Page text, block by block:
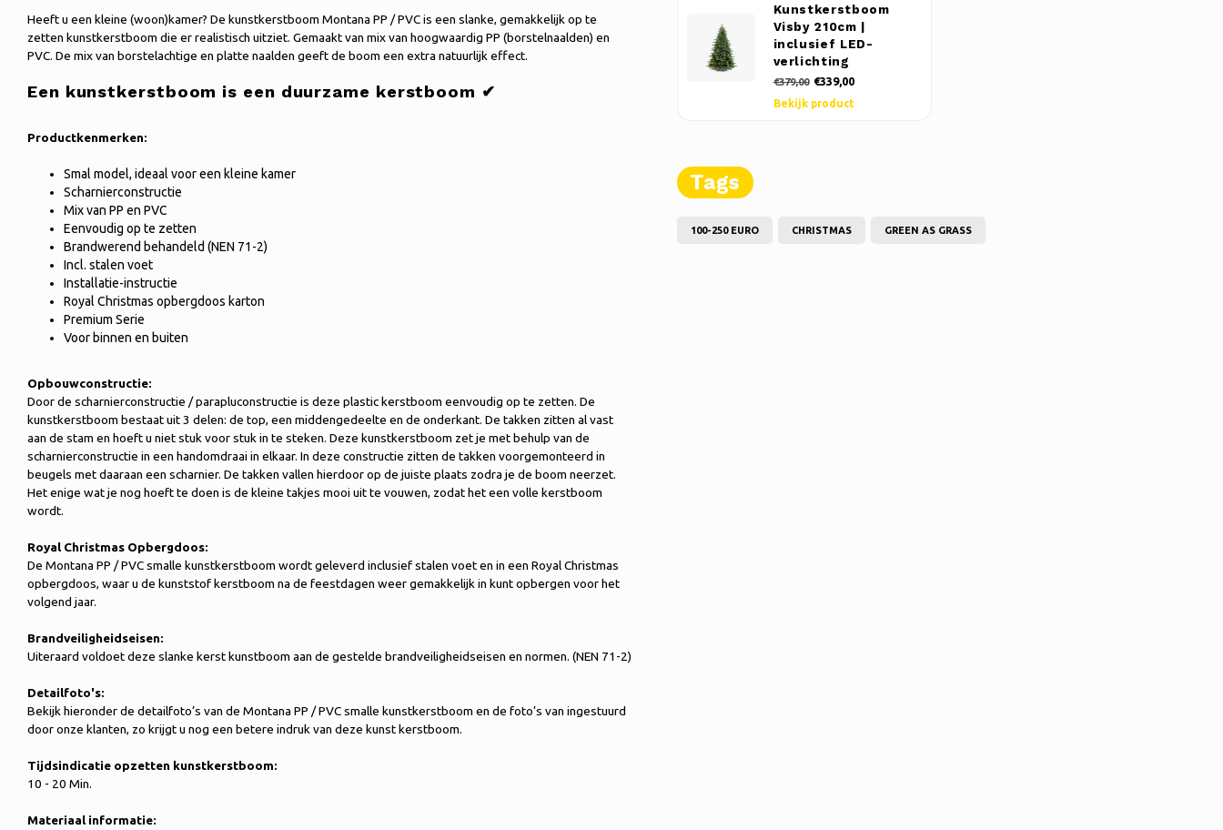
Heeft u een kleine (woon)kamer? De kunstkerstboom Montana PP / PVC is een slanke, gemakkelijk op te
zetten kunstkerstboom die er realistisch uitziet. Gemaakt van mix van hoogwaardig PP (borstelnaalden) en
PVC. De mix van borstelachtige en platte naalden geeft de boom een extra natuurlijk effect.
Een kunstkerstboom is een duurzame kerstboom ✔
Productkenmerken:
Smal model, ideaal voor een kleine kamer
Scharnierconstructie
Mix van PP en PVC
Eenvoudig op te zetten
Brandwerend behandeld (NEN 71-2)
Incl. stalen voet
Installatie-instructie
Royal Christmas opbergdoos karton
Premium Serie
Voor binnen en buiten
Opbouwconstructie:
Door de scharnierconstructie / parapluconstructie is deze plastic kerstboom eenvoudig op te zetten. De
kunstkerstboom bestaat uit 3 delen: de top, een middengedeelte en de onderkant. De takken zitten al vast
aan de stam en hoeft u niet stuk voor stuk in te steken. Deze kunstkerstboom zet je met behulp van de
scharnierconstructie in een handomdraai in elkaar. In deze constructie zitten de takken voorgemonteerd in
beugels met daaraan een scharnier. De takken vallen hierdoor op de juiste plaats zodra je de boom neerzet.
Het enige wat je nog hoeft te doen is de kleine takjes mooi uit te vouwen, zodat het een volle kerstboom
wordt.
Royal Christmas Opbergdoos:
De Montana PP / PVC smalle kunstkerstboom wordt geleverd inclusief stalen voet en in een Royal Christmas
opbergdoos, waar u de kunststof kerstboom na de feestdagen weer gemakkelijk in kunt opbergen voor het
volgend jaar.
Brandveiligheidseisen:
Uiteraard voldoet deze slanke kerst kunstboom aan de gestelde brandveiligheidseisen en normen. (NEN 71-2)
Detailfoto's:
Bekijk hieronder de detailfoto’s van de Montana PP / PVC smalle kunstkerstboom en de foto’s van ingestuurd
door onze klanten, zo krijgt u nog een betere indruk van deze kunst kerstboom.
Tijdsindicatie opzetten kunstkerstboom:
10 - 20 Min.
Materiaal informatie:
Kunstkerstboom
Visby 210cm |
inclusief LED-
verlichting
€379,00 €339,00
Bekijk product
Tags
100-250 EURO CHRISTMAS GREEN AS GRASS